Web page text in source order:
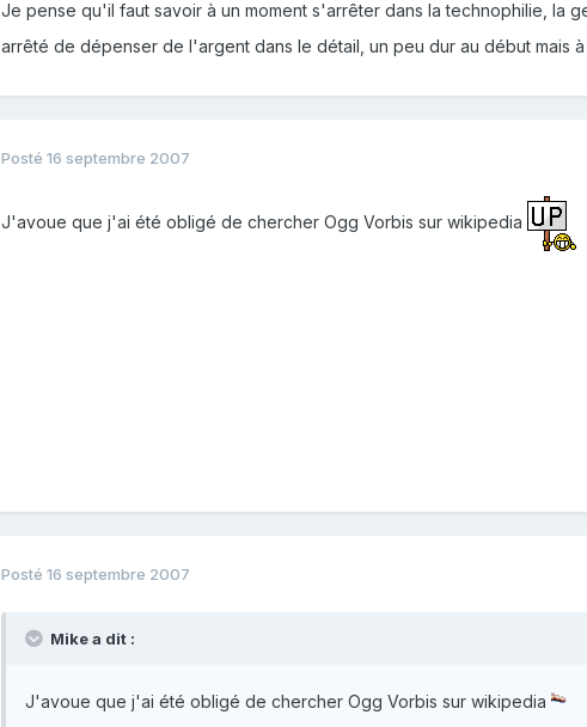
Je pense qu'il faut savoir à un moment s'arrêter dans la technophilie, la
arrêté de dépenser de l'argent dans le détail, un peu dur au début mais
Posté 16 septembre 2007
J'avoue que j'ai été obligé de chercher Ogg Vorbis sur wikipedia
Posté 16 septembre 2007
Mike a dit :
J'avoue que j'ai été obligé de chercher Ogg Vorbis sur wikipedia